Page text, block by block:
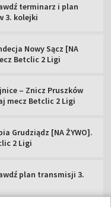
terminarz i plan
3. kolejki
Nowy Sącz [NA
Betclic 2 Ligi
– Znicz Pruszków
mecz Betclic 2 Ligi
Grudziądz [NA ŻYWO].
2 Ligi
plan transmisji 3.